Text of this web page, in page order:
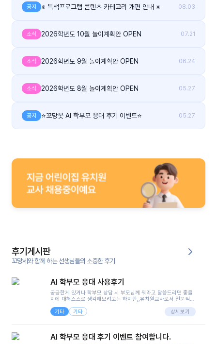
공지 ※ 특색프로그램 콘텐츠 카테고리 개편 안내 ※ 08.03
소식 2026학년도 10월 놀이계획안 OPEN 07.21
소식 2026학년도 9월 놀이계획안 OPEN 06.24
소식 2026학년도 8월 놀이계획안 OPEN 05.27
공지 ⭐꼬망봇 AI 학부모 응대 후기 이벤트⭐ 05.27
후기게시판
꼬망세와 함께 하는 선생님들의 소중한 후기
AI 학부모 응대 사용후기
궁금한게 있거나 학부모 상담 시 부모님께 뭐라고 말씀드리면 좋을
지에 대해스스로 생각해보려고는 하지만,,유치원교사로서 전문적인
려니 어려울때가...^^(저만 그런거 아니죠 ㅜㅜ)꼬망봇의 장점은 지
피티나 제미나이는 몇세이고 여자인지 남자인지 등그래도 좀 기본
정보를 제공하면서 물어봐야할 때가 있어그때마다 정보를 입력하는
으셔서 고민이 됐는데ai 학부모 응대를 써볼 수 있어서 좋았어요!앞
기타 기타 상세보기
AI 학부모 응대 후기 이벤트 참여합니다.